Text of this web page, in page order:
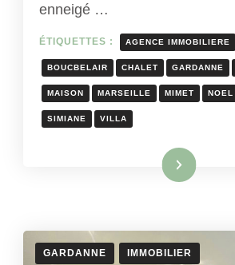
enneigé …
ÉTIQUETTES : AGENCE IMMOBILIERE
BOUCBELAIR CHALET GARDANNE
MAISON MARSEILLE MIMET NOEL
SIMIANE VILLA
Lire la suite
GARDANNE IMMOBILIER